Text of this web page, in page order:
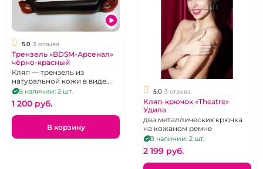
5.0 3 отзыва
Трензель «BDSM-Арсенал»
чёрно-красный
Кляп — трензель из
натуральной кожи в виде
уздечки
В наличии: 2 шт.
1 200 pуб.
В корзину
5.0 3 отзыва
Кляп-крючок «Theatre»
Удила
два металлических крючка
на кожаном ремне
В наличии: 2 шт.
2 199 pуб.